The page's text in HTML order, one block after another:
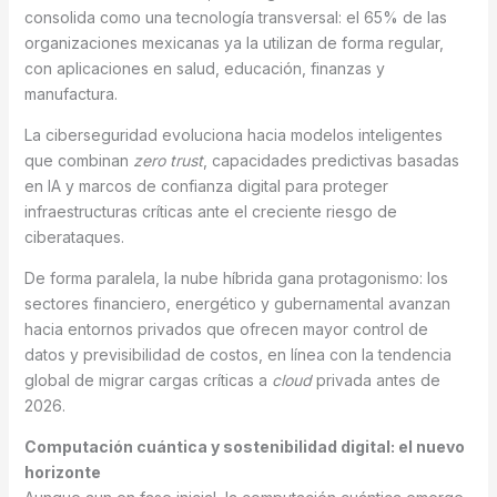
consolida como una tecnología transversal: el 65% de las
organizaciones mexicanas ya la utilizan de forma regular,
con aplicaciones en salud, educación, finanzas y
manufactura.
La ciberseguridad evoluciona hacia modelos inteligentes
que combinan zero trust, capacidades predictivas basadas
en IA y marcos de confianza digital para proteger
infraestructuras críticas ante el creciente riesgo de
ciberataques.
De forma paralela, la nube híbrida gana protagonismo: los
sectores financiero, energético y gubernamental avanzan
hacia entornos privados que ofrecen mayor control de
datos y previsibilidad de costos, en línea con la tendencia
global de migrar cargas críticas a cloudprivada antes de
2026.
Computación cuántica y sostenibilidad digital: el nuevo
horizonte